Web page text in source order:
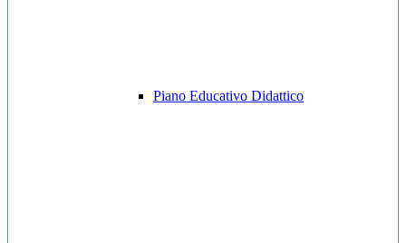
Piano Educativo Didattico